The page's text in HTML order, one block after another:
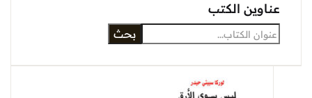
عناوين الكتب
بحث